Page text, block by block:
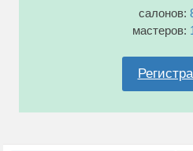
салонов:
мастеров: